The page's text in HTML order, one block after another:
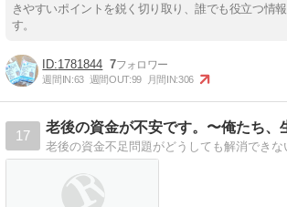
きやすいポイントを鋭く切り取り、誰でも役立つ情
す。
1781844 7
週間IN:63 週間OUT:99 月間IN:306
17